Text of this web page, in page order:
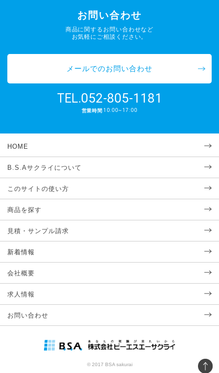
お問い合わせ
商品に関するお問い合わせなど
お気軽にご相談ください。
メールでのお問い合わせ
TEL.052-805-1181
営業時間 10:00~17:00
HOME
B.S.Aサクライについて
このサイトの使い方
商品を探す
見積・サンプル請求
新着情報
会社概要
求人情報
お問い合わせ
© 2017 BSA sakurai